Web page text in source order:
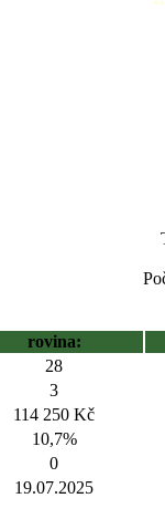
rovina:
28
3
114 250 Kč
10,7%
0
19.07.2025